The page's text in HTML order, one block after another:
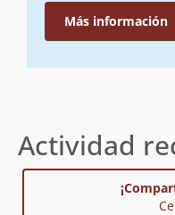
Más información
Actividad